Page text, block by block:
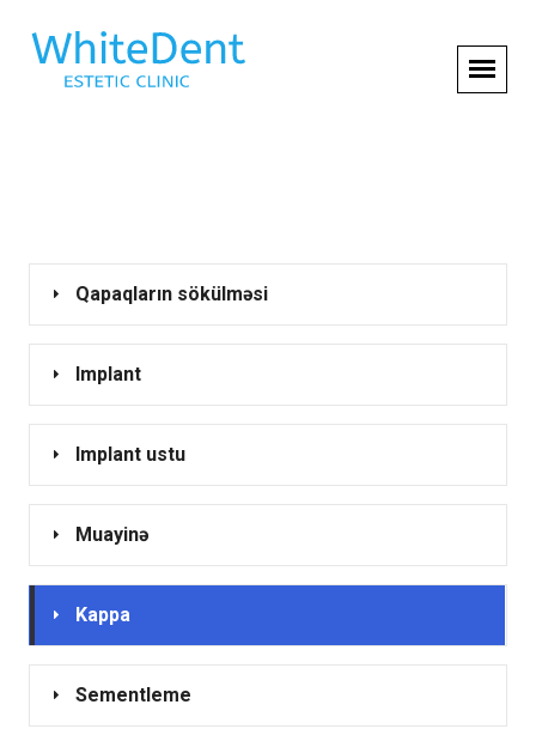
Qapaqların sökülməsi
Implant
Implant ustu
Muayinə
Kappa
Sementleme